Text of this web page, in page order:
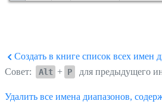
Создать в книге список всех имен
Совет:
Alt + P для предыдущего
Удалить все имена диапазонов,